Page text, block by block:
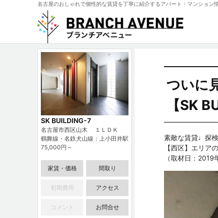
名古屋のおしゃれで個性的な賃貸を丁寧に紹介するアパート・マンション
SK BUILDING-7
名古屋市西区山木 １ＬＤＫ
鶴舞線・名鉄犬山線：上小田井駅
75,000円～
家賃・価格 間取り
初期費用 アクセス
コメント お問合せ
ついに
【SK
素敵な賃貸♩探
【西区】エリ
（取材日：